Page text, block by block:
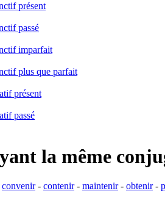
présent
passé
imparfait
plus que parfait
présent
passé
la même
convenir- contenir- maintenir- obtenir-